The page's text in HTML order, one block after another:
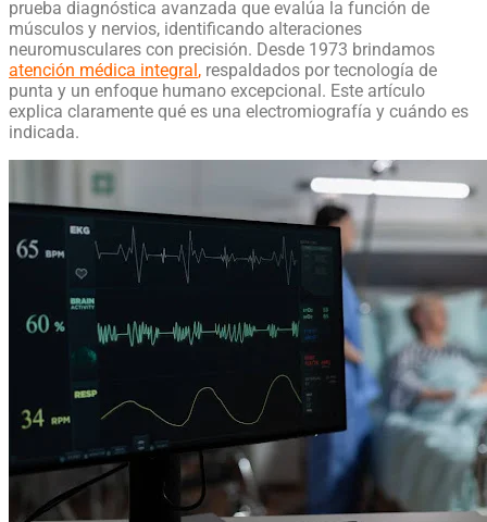
prueba diagnóstica avanzada que evalúa la función de
músculos y nervios, identificando alteraciones
neuromusculares con precisión. Desde 1973 brindamos
atención médica integral , respaldados por tecnología de
punta y un enfoque humano excepcional. Este artículo
explica claramente qué es una electromiografía y cuándo es
indicada.